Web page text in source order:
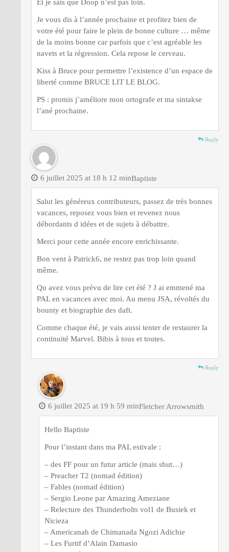
Et je sais que Doop n’est pas loin.
Je vous dis à l’année prochaine et profitez bien de
votre été pour faire le plein de bonne culture … même
de la moins bonne car parfois que c’est agréable les
navets et la régression. Cela repose le cerveau.
Kiss à Bruce pour permettre l’existence d’un espace de
liberté comme BRUCE LIT LE BLOG.
PS : promis j’améliore mon ortografe et ma sintakse
l’ané prochaine.
Reply
Baptiste
6 juillet 2025 at 18 h 12 min
Salut les généreux contributeurs, passez de très bonnes
vacances, reposez vous bien et revenez nous
débordants d idées et de sujets à débattre.
Merci pour cette année encore enrichissante.
Bon vent à Patrick6, ne restez pas trop loin quand
même.
Qu avez vous prévu de lire cet été ? J ai emmené ma
PAL en vacances avec moi. Au menu JSA, révoltés du
bounty et biographie des daft.
Comme chaque été, je vais aussi tenter de restaurer la
continuité Marvel. Bibis à tous et toutes.
Reply
Fletcher Arrowsmith
6 juillet 2025 at 19 h 59 min
Hello Baptiste
Pour l’instant dans ma PAL estivale :
– des FF pour un futur article (mais shut…)
– Preacher T2 (nomad édition)
– Fables (nomad édition)
– Sergio Leone par Amazing Ameziane
– Relecture des Thunderbolts vol1 de Busiek et
Nicieza
– Americanah de Chimanada Ngozi Adichie
– Les Furtif d’Alain Damasio